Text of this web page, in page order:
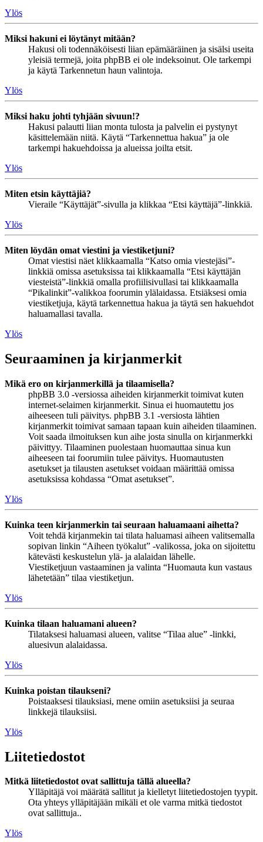
Ylös
Miksi hakuni ei löytänyt mitään?
Hakusi oli todennäköisesti liian epämääräinen ja sisälsi useita
yleisiä termejä, joita phpBB ei ole indeksoinut. Ole tarkempi
ja käytä Tarkennetun haun valintoja.
Ylös
Miksi haku johti tyhjään sivuun!?
Hakusi palautti liian monta tulosta ja palvelin ei pystynyt
käsittelemään niitä. Käytä “Tarkennettua hakua” ja ole
tarkempi hakuehdoissa ja alueissa joilta etsit.
Ylös
Miten etsin käyttäjiä?
Vieraile “Käyttäjät”-sivulla ja klikkaa “Etsi käyttäjä”-linkkiä.
Ylös
Miten löydän omat viestini ja viestiketjuni?
Omat viestisi näet klikkaamalla “Katso omia viestejäsi”-
linkkiä omissa asetuksissa tai klikkaamalla “Etsi käyttäjän
viesteistä”-linkkiä omalla profiilisivullasi tai klikkaamalla
“Pikalinkit”-valikkoa foorumin ylälaidassa. Etsiäksesi omia
viestiketjuja, käytä tarkennettua hakua ja täytä sen hakuehdot
haluamallasi tavalla.
Ylös
Seuraaminen ja kirjanmerkit
Mikä ero on kirjanmerkillä ja tilaamisella?
phpBB 3.0 -versiossa aiheiden kirjanmerkit toimivat kuten
internet-selaimen kirjanmerkit. Sinua ei huomautettu jos
aiheeseen tuli päivitys. phpBB 3.1 -versiosta lähtien
kirjanmerkit toimivat samaan tapaan kuin aiheiden tilaaminen.
Voit saada ilmoituksen kun aihe josta sinulla on kirjanmerkki
päivittyy. Tilaaminen puolestaan huomauttaa sinua kun
aiheeseen tai foorumiin tulee päivitys. Huomautusten
asetukset ja tilausten asetukset voidaan määrittää omissa
asetuksissa kohdassa “Omat asetukset”.
Ylös
Kuinka teen kirjanmerkin tai seuraan haluamaani aihetta?
Voit tehdä kirjanmekin tai tilata haluamasi aiheen valitsemalla
sopivan linkin “Aiheen työkalut” -valikossa, joka on sijoitettu
kätevästi keskustelun ylä- ja alalaidan lähelle.
Viestiketjuun vastaaminen ja valinta “Huomauta kun vastaus
lähetetään” tilaa viestiketjun.
Ylös
Kuinka tilaan haluamani alueen?
Tilataksesi haluamasi alueen, valitse “Tilaa alue” -linkki,
aluesivun alalaidassa.
Ylös
Kuinka poistan tilaukseni?
Poistaaksesi tilauksiasi, mene omiin asetuksiisi ja seuraa
linkkejä tilauksiisi.
Ylös
Liitetiedostot
Mitkä liitetiedostot ovat sallittuja tällä alueella?
Ylläpitäjä voi määrätä sallitut ja kielletyt liitetiedostojen tyypit.
Ota yhteys ylläpitäjään mikäli et ole varma mitkä tiedostot
ovat sallittuja..
Ylös